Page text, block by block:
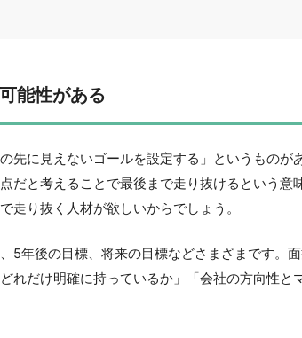
能性がある
先に見えないゴールを設定する」というものが
だと考えることで最後まで走り抜けるという意
走り抜く人材が欲しいからでしょう。
5年後の目標、将来の目標などさまざまです。
れだけ明確に持っているか」「会社の方向性と